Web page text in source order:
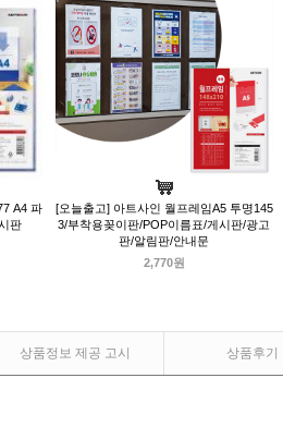
A4 파
판
[오늘출고] 아트사인 월프레임A5 투명145
3/부착용꽂이판/POP이름표/게시판/광고
판/알림판/안내문
2,770원
상품정보 제공 고시 상품후기